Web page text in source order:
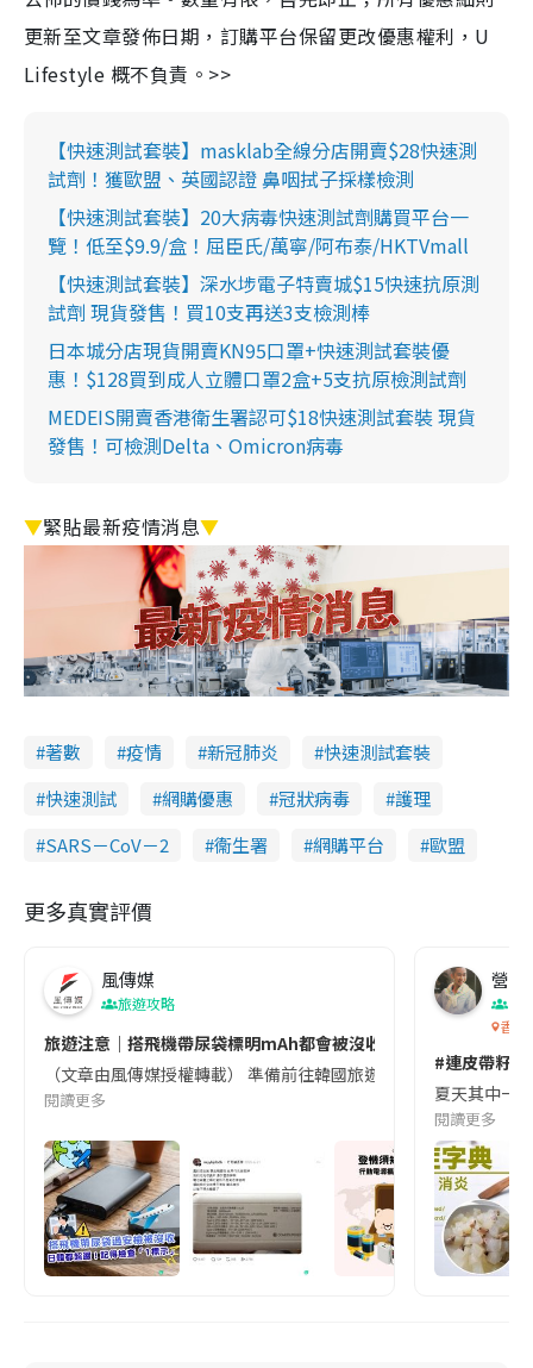
更新至文章發佈日期，訂購平台保留更改優惠權利，U
Lifestyle 概不負責。>>
【快速測試套裝】masklab全線分店開賣$28快速測
試劑！獲歐盟、英國認證 鼻咽拭子採樣檢測
【快速測試套裝】20大病毒快速測試劑購買平台一
覽！低至$9.9/盒！屈臣氏/萬寧/阿布泰/HKTVmall
【快速測試套裝】深水埗電子特賣城$15快速抗原測
試劑 現貨發售！買10支再送3支檢測棒
日本城分店現貨開賣KN95口罩+快速測試套裝優
惠！$128買到成人立體口罩2盒+5支抗原檢測試劑
MEDEIS開賣香港衛生署認可$18快速測試套裝 現貨
發售！可檢測Delta、Omicron病毒
▼緊貼最新疫情消息▼
著數 疫情 新冠肺炎
快速測試套裝
快速測試
網購優惠 冠狀病毒
護理
SARS－CoV－2
衞生署 網購平台 歐盟
更多真實評價
風傳媒
旅遊攻略
旅遊注意｜搭飛機帶尿袋標明mAh都會被沒收😱出發前切記檢查
（文章由風傳媒授權轉載） 準備前往韓國旅遊的民眾，近期要
閱讀更多
營養
香港
#連皮帶籽
夏天其中一
閱讀更多